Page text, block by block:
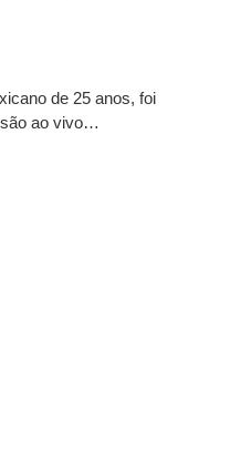
de 25 anos, foi
ao vivo…